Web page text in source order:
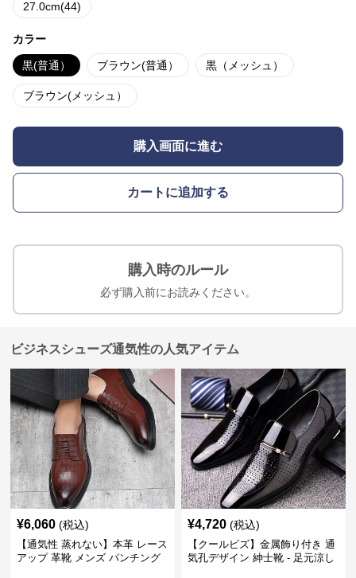
27.0cm(44)
カラー
黒(普通） ブラウン(普通） 黒（メッシュ）
ブラウン(メッシュ）
購入画面に進む
カートに追加する
購入時のルール
必ず購入前にお読みください。
ビジネスシューズ通気性の人気アイテム
¥6,060 (税込)
【通気性 蒸れない】本革 レース
アップ 革靴 メンズ パンチング
¥4,720 (税込)
【クールビズ】金属飾り付き 通
気孔デザイン 紳士靴 - 足元涼し